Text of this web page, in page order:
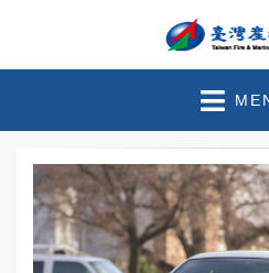
臺灣產物保
格
珍惜此刻●守護未來